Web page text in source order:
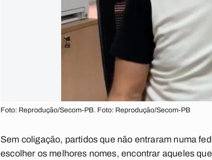
Foto: Reprodução/Secom-PB. Foto: Reprodução/Secom-PB
Sem coligação, partidos que não entraram numa
escolher os melhores nomes, encontrar aqueles